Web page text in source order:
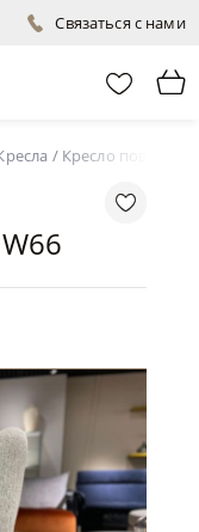
Связаться с нами
/ Кресло